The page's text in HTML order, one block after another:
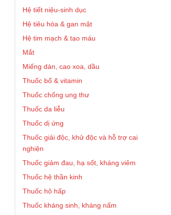
Hệ tiết niệu-sinh dục
Hệ tiêu hóa & gan mật
Hệ tim mạch & tạo máu
Mắt
Miếng dán, cao xoa, dầu
Thuốc bổ & vitamin
Thuốc chống ung thư
Thuốc da liễu
Thuốc dị ứng
Thuốc giải độc, khử độc và hỗ trợ cai
nghiện
Thuốc giảm đau, hạ sốt, kháng viêm
Thuốc hệ thần kinh
Thuốc hô hấp
Thuốc kháng sinh, kháng nấm